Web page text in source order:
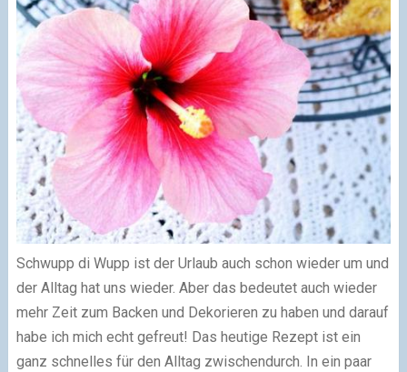
Schwupp di Wupp ist der Urlaub auch schon wieder um und
der Alltag hat uns wieder. Aber das bedeutet auch wieder
mehr Zeit zum Backen und Dekorieren zu haben und darauf
habe ich mich echt gefreut! Das heutige Rezept ist ein
ganz schnelles für den Alltag zwischendurch. In ein paar